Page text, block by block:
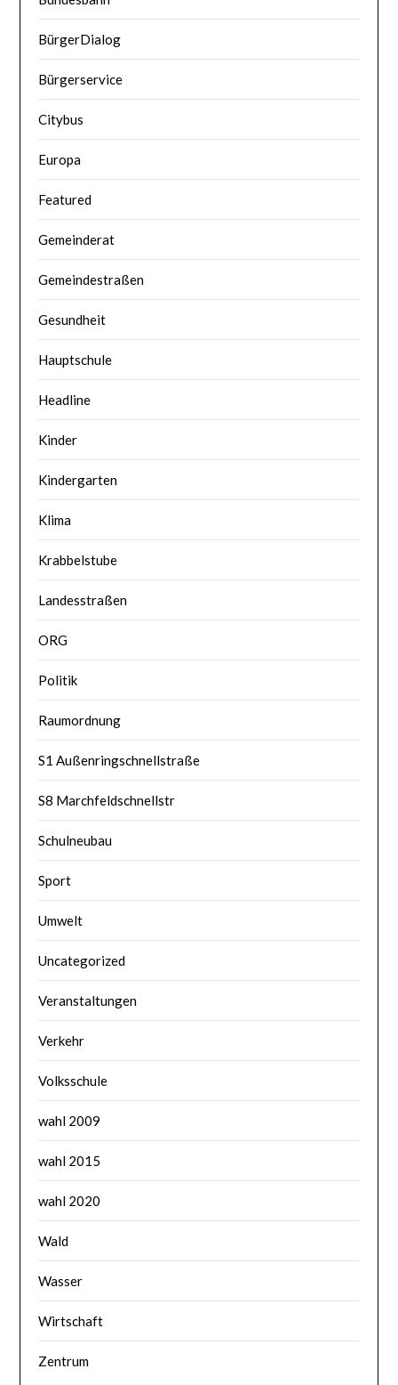
BürgerDialog
Bürgerservice
Citybus
Europa
Featured
Gemeinderat
Gemeindestraßen
Gesundheit
Hauptschule
Headline
Kinder
Kindergarten
Klima
Krabbelstube
Landesstraßen
ORG
Politik
Raumordnung
S1 Außenringschnellstraße
S8 Marchfeldschnellstr
Schulneubau
Sport
Umwelt
Uncategorized
Veranstaltungen
Verkehr
Volksschule
wahl 2009
wahl 2015
wahl 2020
Wald
Wasser
Wirtschaft
Zentrum